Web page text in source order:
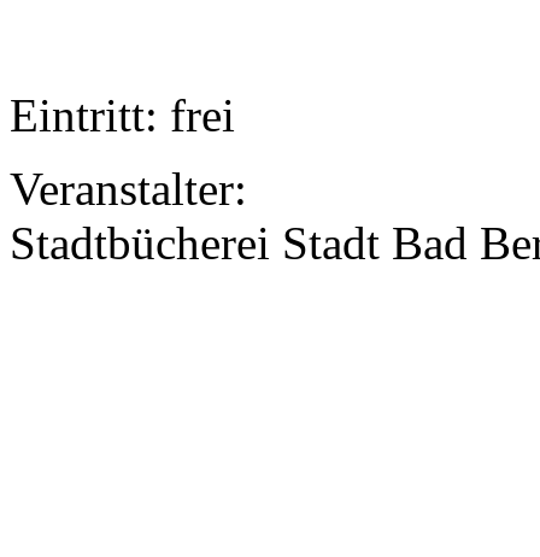
Eintritt: frei
Veranstalter:
Stadtbücherei Stadt Bad